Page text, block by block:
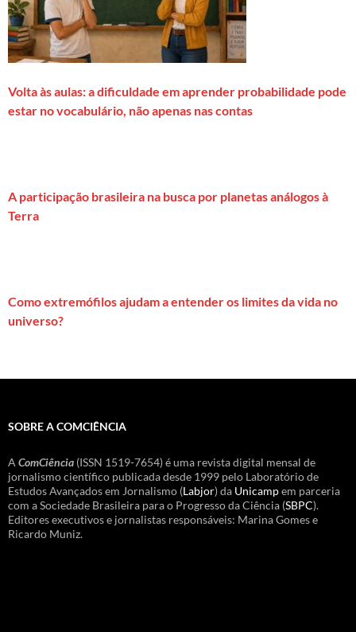
Volta às aulas: a dificuldade em aprender probabilidade pode
estar no vocabulário, não apenas nas contas
A participação brasileira na busca por planetas análogos à
Terra
Como extremófilos ajudam a entender os limites da vida no
universo?
SOBRE A COMCIÊNCIA
A ComCiência (ISSN 1519-7654) é uma revista digital mensal de
jornalismo científico publicada desde 1999 pelo Laboratório de
Estudos Avançados em Jornalismo (Labjor) da Unicampem parceria
com a Sociedade Brasileira para o Progresso da Ciência (SBPC).
Editores executivos e jornalistas responsáveis: Marina Gomes e
Ricardo Muniz.